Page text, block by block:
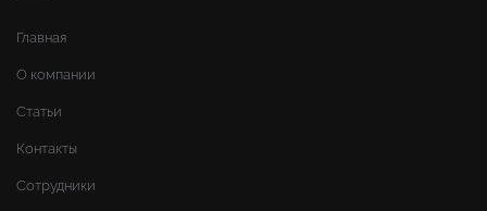
Главная
О компании
Статьи
Контакты
Сотрудники